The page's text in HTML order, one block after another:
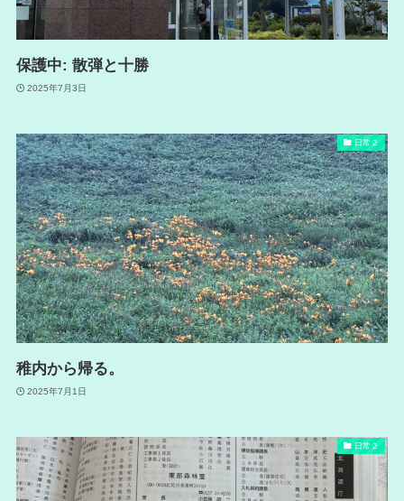
保護中: 散弾と十勝
2025年7月3日
日常２
稚内から帰る。
2025年7月1日
日常２